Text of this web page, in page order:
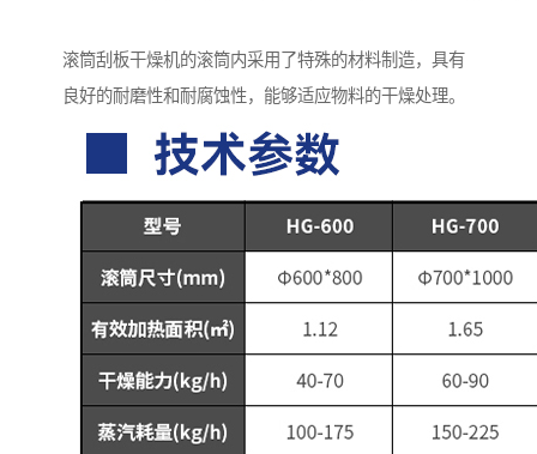
滚筒刮板干燥机的滚筒内采用了特殊的材料制造，具有
良好的耐磨性和耐腐蚀性，能够适应物料的干燥处理。